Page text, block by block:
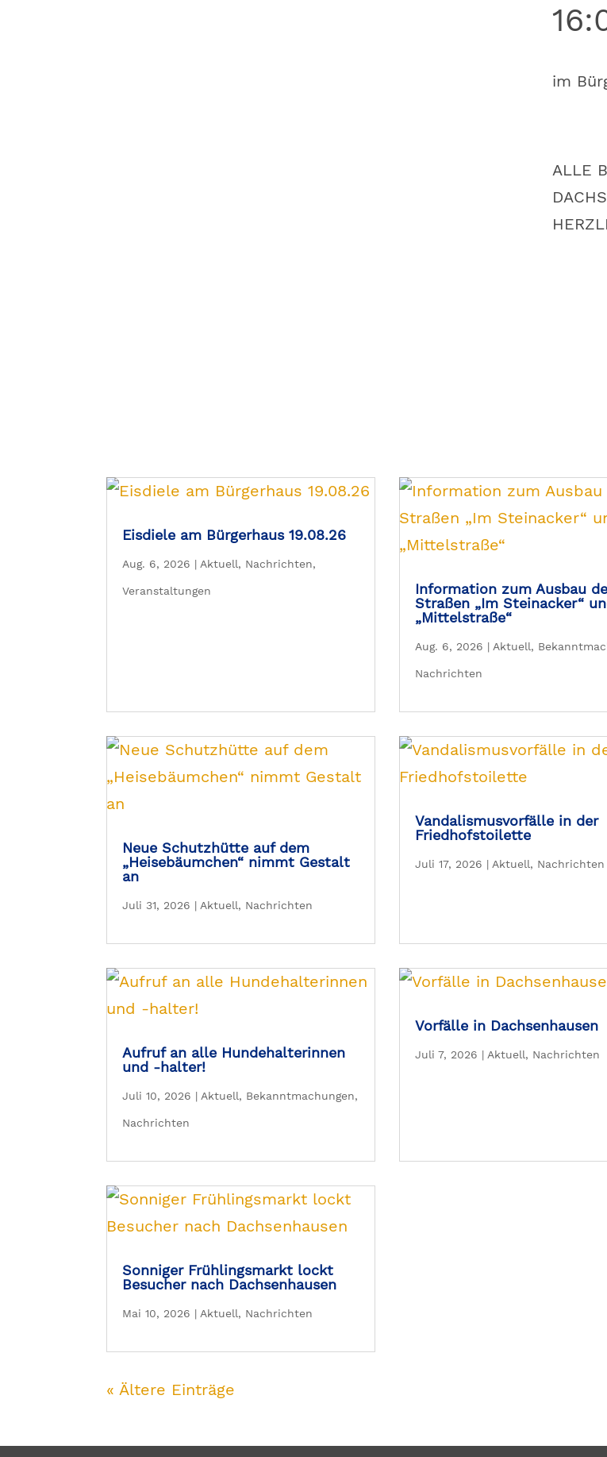
im
ALLE
Eisdiele am Bürgerhaus 19.08.26
Aug. 6, 2026 |Aktuell, Nachrichten,
Veranstaltungen
Information zum Ausbau
Straßen „Im Steinacker“
„Mittelstraße“
Aug. 6, 2026 | Aktuell,
Nachrichten
Neue Schutzhütte auf dem
„Heisebäumchen“ nimmt Gestalt
an
Juli 31, 2026 |Aktuell, Nachrichten
Vandalismusvorfälle in der
Friedhofstoilette
Juli 17, 2026 | Aktuell, Nachrichten
Aufruf an alle Hundehalterinnen
und -halter!
Juli 10, 2026 |Aktuell, Bekanntmachungen,
Nachrichten
Vorfälle in Dachsenhausen
Juli 7, 2026 | Aktuell, Nachrichten
Sonniger Frühlingsmarkt lockt
Besucher nach Dachsenhausen
Mai 10, 2026 |Aktuell, Nachrichten
« Ältere Einträge